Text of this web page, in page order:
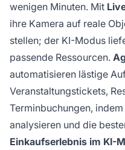
wenigen Minuten. Mit
ihre Kamera auf reale
stellen; der KI-Modus
passende Ressourcen.
automatisieren lästige
Veranstaltungstickets,
Terminbuchungen,
analysieren und die
Einkaufserlebnis im KI-